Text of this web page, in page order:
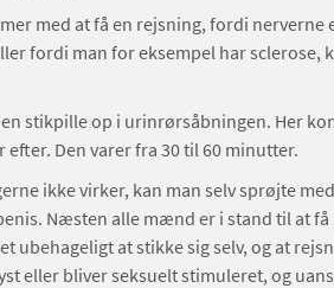
med at få en rejsning, fordi
fordi man for eksempel har sclerose,
stikpille op i urinrørsåbningen. Her
Den varer fra 30 til 60 minutter.
ikke virker, kan man selv sprøjte
Næsten alle mænd er i stand til at
ubehageligt at stikke sig selv, og at
eller bliver seksuelt stimuleret, og